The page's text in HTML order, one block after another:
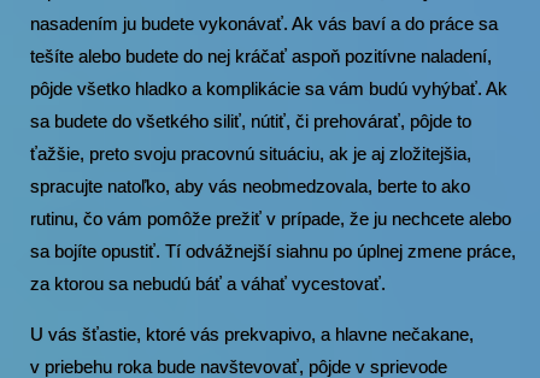
nasadením ju budete vykonávať. Ak vás baví a do práce sa
tešíte alebo budete do nej kráčať aspoň pozitívne naladení,
pôjde všetko hladko a komplikácie sa vám budú vyhýbať. Ak
sa budete do všetkého siliť, nútiť, či prehovárať, pôjde to
ťažšie, preto svoju pracovnú situáciu, ak je aj zložitejšia,
spracujte natoľko, aby vás neobmedzovala, berte to ako
rutinu, čo vám pomôže prežiť v prípade, že ju nechcete alebo
sa bojíte opustiť. Tí odvážnejší siahnu po úplnej zmene práce,
za ktorou sa nebudú báť a váhať vycestovať.
U vás šťastie, ktoré vás prekvapivo, a hlavne nečakane,
v priebehu roka bude navštevovať, pôjde v sprievode